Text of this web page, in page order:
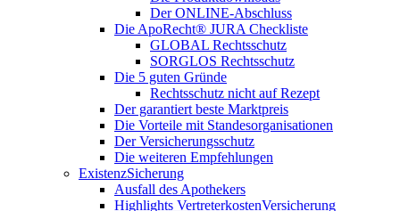
Der ONLINE-Abschluss
Die ApoRecht® JURA Checkliste
GLOBAL Rechtsschutz
SORGLOS Rechtsschutz
Die 5 guten Gründe
Rechtsschutz nicht auf Rezept
Der garantiert beste Marktpreis
Die Vorteile mit Standesorganisationen
Der Versicherungsschutz
Die weiteren Empfehlungen
ExistenzSicherung
Ausfall des Apothekers
Highlights VertreterkostenVersicherung